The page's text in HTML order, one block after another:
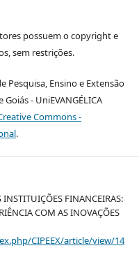
possuem o copyright e
sem restrições.
Pesquisa, Ensino e Extensão
- UniEVANGÉLICA
Commons -
.
INSTITUIÇÕES FINANCEIRAS:
COM AS INOVAÇÕES
CIPEEX/article/view/14